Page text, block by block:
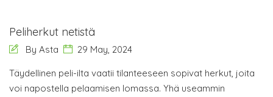
Peliherkut netistä
By Asta 29 May, 2024
Täydellinen peli-ilta vaatii tilanteeseen sopivat herkut, joita
voi napostella pelaamisen lomassa. Yhä useammin